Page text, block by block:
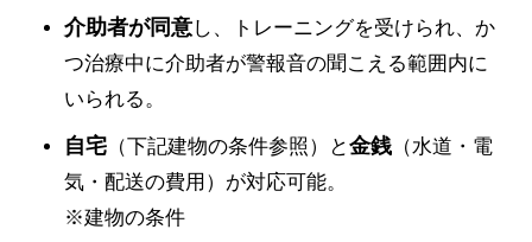
介助者が同意し、トレーニングを受けられ、か
つ治療中に介助者が警報音の聞こえる範囲内に
いられる。
自宅（下記建物の条件参照）と金銭（水道・電
気・配送の費用）が対応可能。
※建物の条件